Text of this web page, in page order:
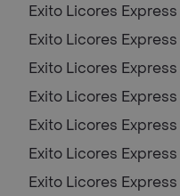
Exito Licores Express
Exito Licores Express
Exito Licores Express
Exito Licores Express
Exito Licores Express
Exito Licores Express
Exito Licores Express